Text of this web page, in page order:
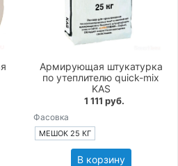
Армирующая штукатурка
по утеплителю quick-mix
KAS
1 111 руб.
Фасовка
МЕШОК 25 КГ
В корзину